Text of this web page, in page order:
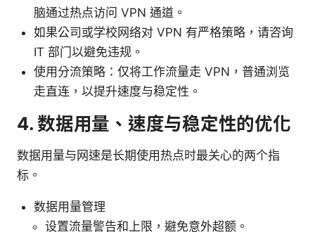
脑通过热点访问 VPN 通道。
如果公司或学校网络对 VPN 有严格策略，请咨询
IT 部门以避免违规。
使用分流策略：仅将工作流量走 VPN，普通浏览
走直连，以提升速度与稳定性。
4. 数据用量、速度与稳定性的优化
数据用量与网速是长期使用热点时最关心的两个指
标。
数据用量管理
设置流量警告和上限，避免意外超额。